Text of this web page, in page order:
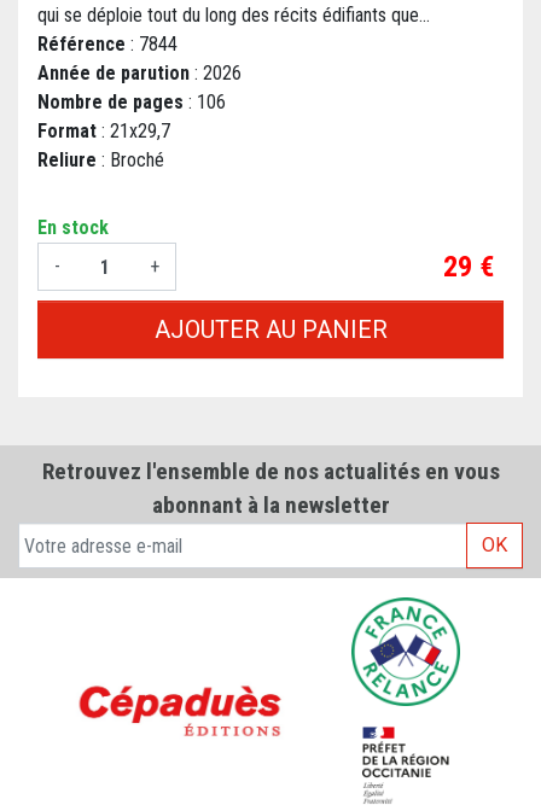
qui se déploie tout du long des récits édifiants que...
Référence : 7844
Année de parution : 2026
Nombre de pages : 106
Format : 21x29,7
Reliure : Broché
En stock
-
+ Prix
29 €
AJOUTER AU PANIER
Retrouvez l'ensemble de nos actualités en vous
abonnant à la newsletter
OK